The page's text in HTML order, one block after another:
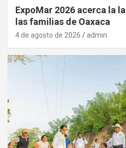
ExpoMar 2026 acerca la
las familias de Oaxaca
4 de agosto de 2026 admin